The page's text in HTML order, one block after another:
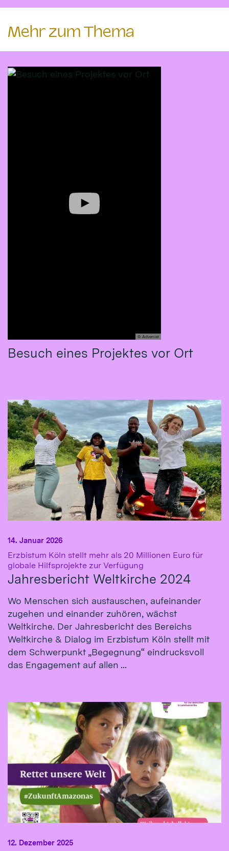
Mehr zum Thema
© Adveniat
Besuch eines Projektes vor Ort
Erzbistum Köln stellt mehr als 20 Millionen Euro für
globale Hilfsprojekte zur Verfügung
Jahresbericht Weltkirche 2024
14. Januar 2026
Wo Menschen sich austauschen, aufeinander
zugehen und einander zuhören, wächst
Weltkirche. Der Jahresbericht des Bereichs
Weltkirche & Dialog im Erzbistum Köln stellt mit
dem Schwerpunkt „Begegnung“ eindrucksvoll
das Engagement auf allen ...
12. Dezember 2025